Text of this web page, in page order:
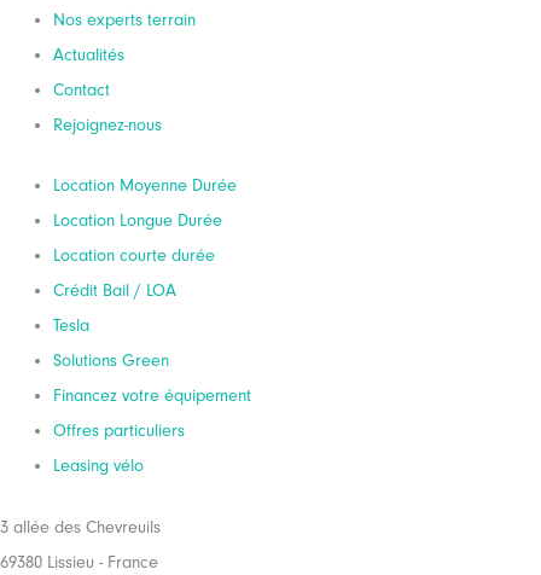
Nos experts terrain
Actualités
Contact
Rejoignez-nous
Location Moyenne Durée
Location Longue Durée
Location courte durée
Crédit Bail / LOA
Tesla
Solutions Green
Financez votre équipement
Offres particuliers
Leasing vélo
3 allée des Chevreuils
69380 Lissieu - France